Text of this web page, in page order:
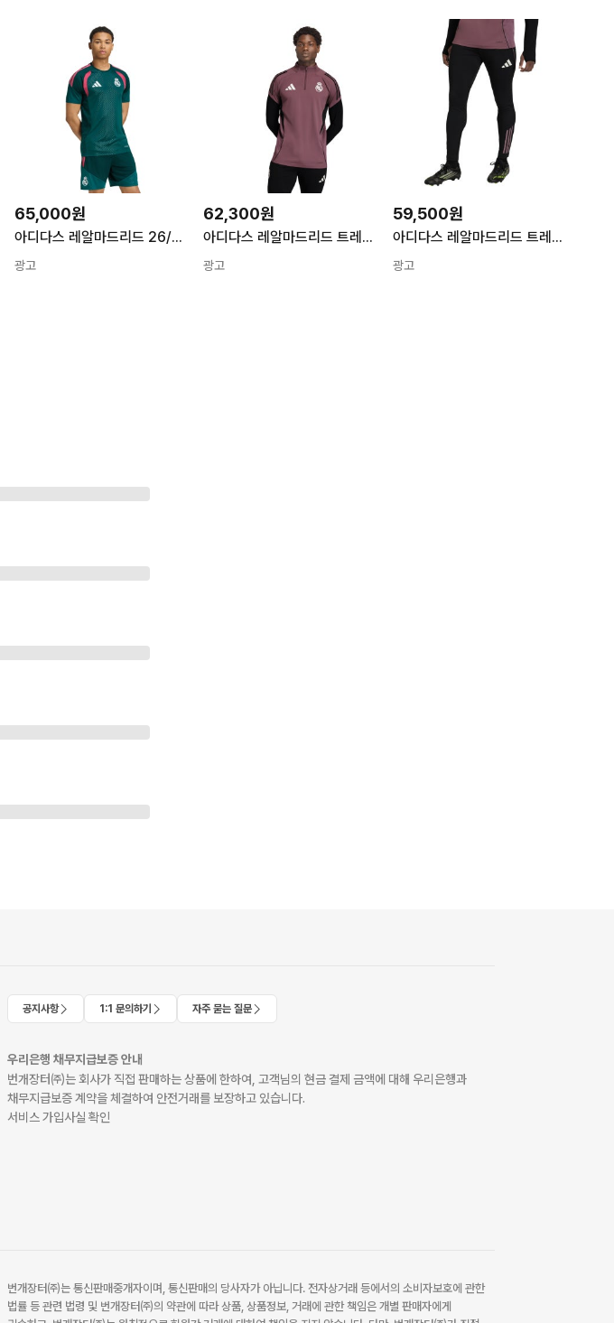
65,000원
아디다스 레알마드리드 26/27 트레이닝 저지(KB6339)
광고
62,300원
아디다스 레알마드리드 트레이닝 탑(JZ9015)
광고
59,500원
아디다스 레알마드리드 트레이닝 팬츠(JZ9011)
광고
공지사항 1:1 문의하기 자주 묻는 질문
우리은행 채무지급보증 안내
번개장터㈜는 회사가 직접 판매하는 상품에 한하여, 고객님의 현금 결제 금액에 대해 우리은행과
채무지급보증 계약을 체결하여 안전거래를 보장하고 있습니다.
서비스 가입사실 확인
번개장터㈜는 통신판매중개자이며, 통신판매의 당사자가 아닙니다. 전자상거래 등에서의 소비자보호에 관한
법률 등 관련 법령 및 번개장터㈜의 약관에 따라 상품, 상품정보, 거래에 관한 책임은 개별 판매자에게